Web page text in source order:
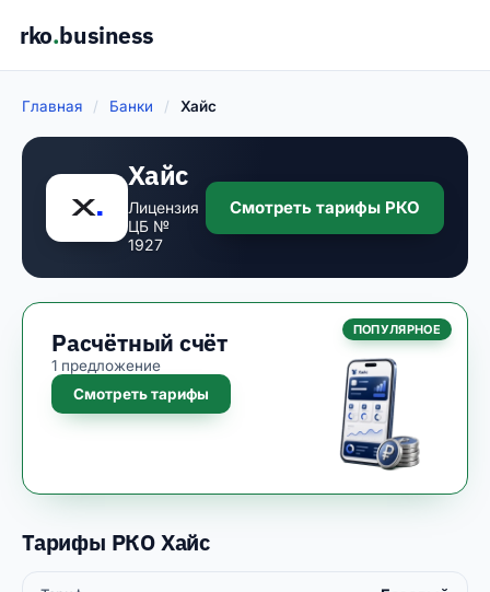
rko.business
Главная / Банки / Хайс
Хайс
Лицензия
ЦБ №
1927
Смотреть тарифы РКО
Расчётный счёт
1 предложение
Смотреть тарифы
ПОПУЛЯРНОЕ
Тарифы РКО Хайс